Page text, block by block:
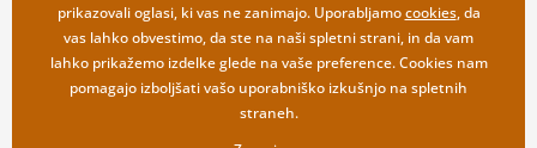
prikazovali oglasi, ki vas ne zanimajo. Uporabljamocookies, da
vas lahko obvestimo, da ste na naši spletni strani, in da vam
lahko prikažemo izdelke glede na vaše preference. Cookies nam
pomagajo izboljšati vašo uporabniško izkušnjo na spletnih
straneh.